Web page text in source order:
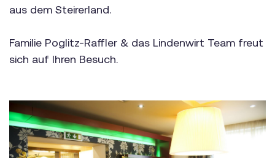
aus dem Steirerland.
Familie Poglitz-Raffler & das Lindenwirt Team freut
sich auf Ihren Besuch.